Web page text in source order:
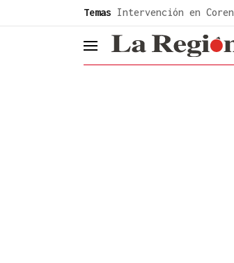
Temas Intervención en Coren
header.menu.open